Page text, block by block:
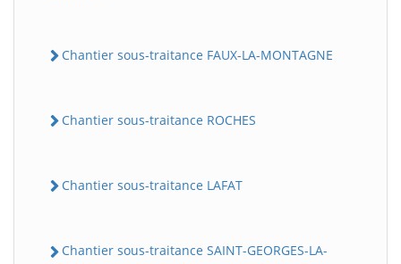
Chantier sous-traitance FAUX-LA-MONTAGNE
Chantier sous-traitance ROCHES
Chantier sous-traitance LAFAT
Chantier sous-traitance SAINT-GEORGES-LA-
BatiWebPro